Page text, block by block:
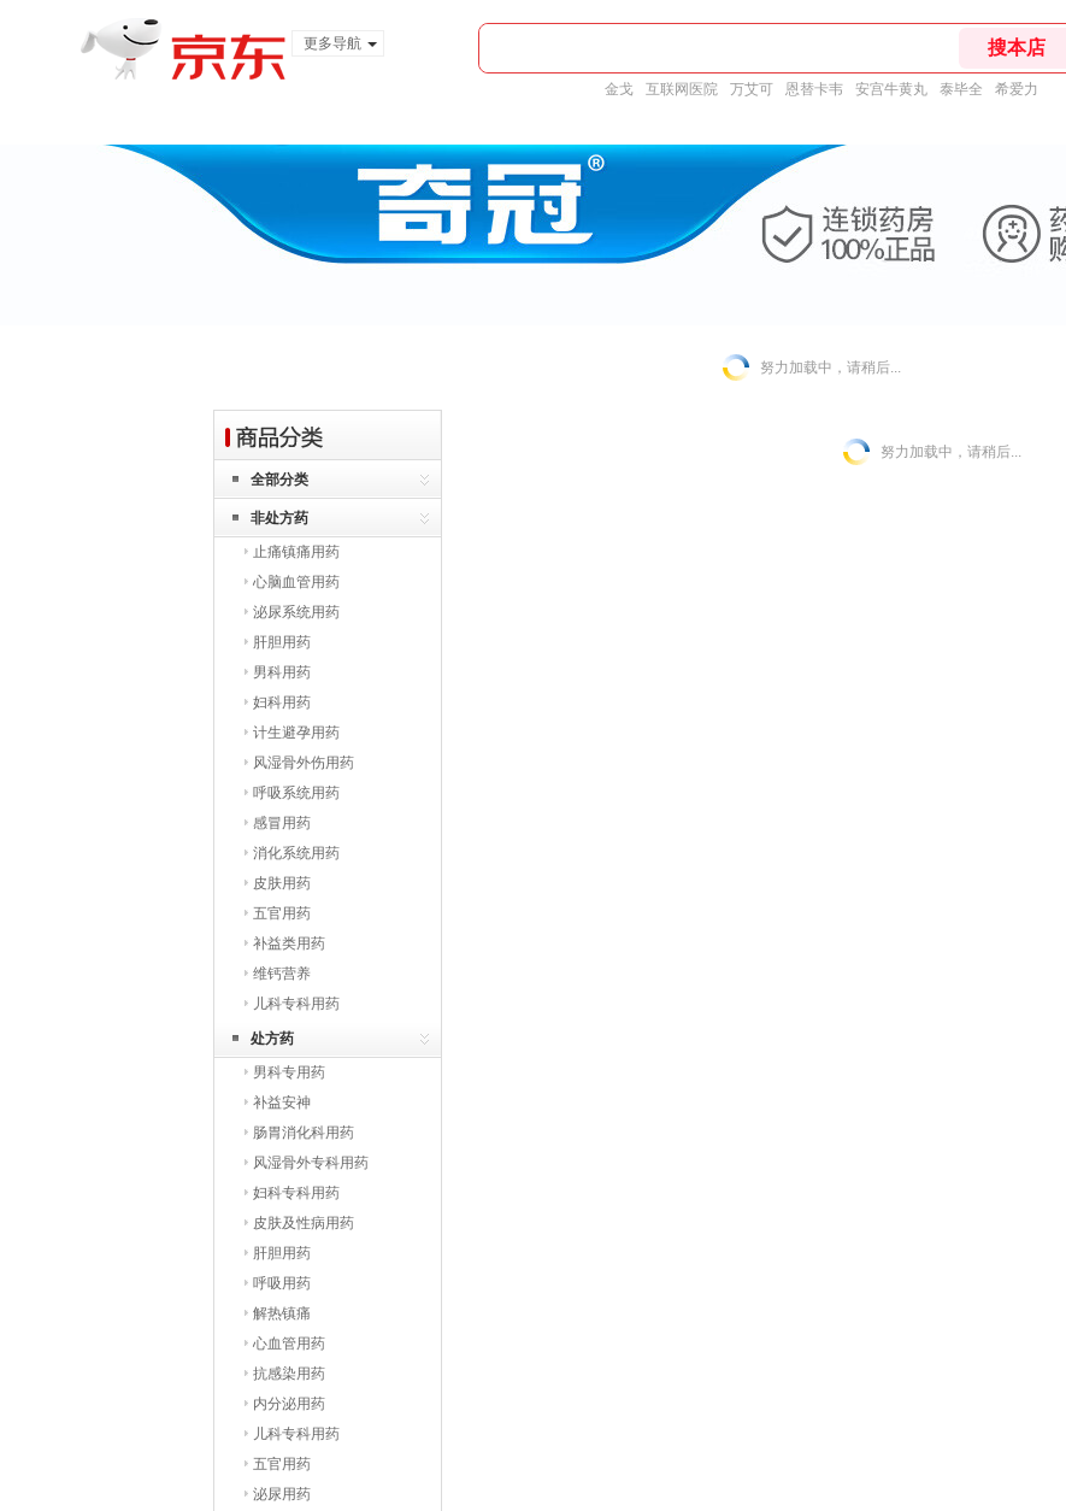
更多导航
金戈 互联网医院 万艾可 恩替卡韦 安宫牛黄丸 泰毕全 希爱力
努力加载中，请稍后...
全部分类
非处方药
止痛镇痛用药
心脑血管用药
泌尿系统用药
肝胆用药
男科用药
妇科用药
计生避孕用药
风湿骨外伤用药
呼吸系统用药
感冒用药
消化系统用药
皮肤用药
五官用药
补益类用药
维钙营养
儿科专科用药
处方药
男科专用药
补益安神
肠胃消化科用药
风湿骨外专科用药
妇科专科用药
皮肤及性病用药
肝胆用药
呼吸用药
解热镇痛
心血管用药
抗感染用药
内分泌用药
儿科专科用药
五官用药
泌尿用药
努力加载中，请稍后...